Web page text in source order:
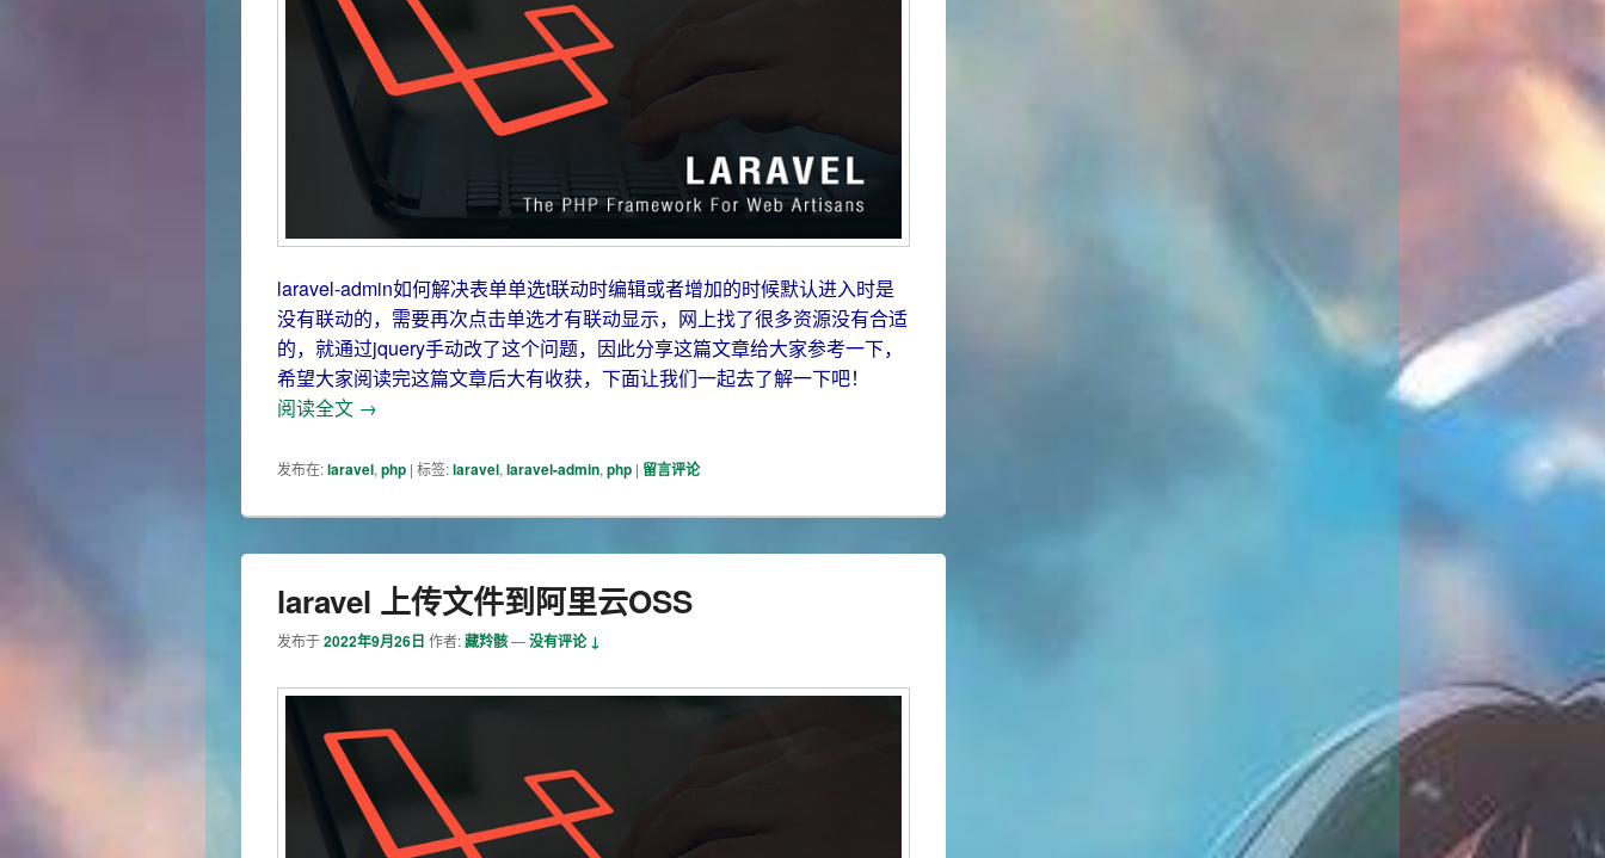
laravel-admin如何解决表单单选t联动时编辑或者增加的时候默认进入时是
没有联动的，需要再次点击单选才有联动显示，网上找了很多资源没有合适
的，就通过jquery手动改了这个问题，因此分享这篇文章给大家参考一下，
希望大家阅读完这篇文章后大有收获，下面让我们一起去了解一下吧！
阅读全文 laravel-admin单选联动时编辑默认没选上
→
发布在:laravel, php | 标签:laravel, laravel-admin, php | 留言评论
laravel 上传文件到阿里云OSS
发布于2022年9月26日 作者:藏羚骸—没有评论 ↓